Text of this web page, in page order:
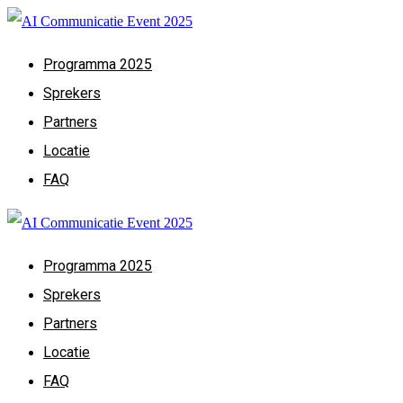
Programma 2025
Sprekers
Partners
Locatie
FAQ
Programma 2025
Sprekers
Partners
Locatie
FAQ